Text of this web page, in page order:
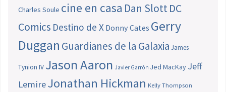
Charles Soule cine en casa Dan SlottDC
Comics Destino de X Donny Cates Gerry
Duggan Guardianes de la Galaxia James
Tynion IV Jason Aaron Javier Garrón Jed MacKay Jeff
LemireJonathan Hickman Kelly Thompson